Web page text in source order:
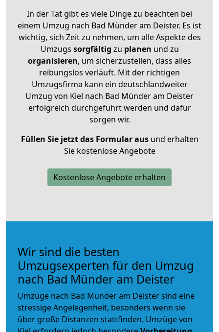
In der Tat gibt es viele Dinge zu beachten bei
einem Umzug nach Bad Münder am Deister. Es ist
wichtig, sich Zeit zu nehmen, um alle Aspekte des
Umzugs sorgfältig zu planen und zu
organisieren, um sicherzustellen, dass alles
reibungslos verläuft. Mit der richtigen
Umzugsfirma kann ein deutschlandweiter
Umzug von Kiel nach Bad Münder am Deister
erfolgreich durchgeführt werden und dafür
sorgen wir.
Füllen Sie jetzt das Formular ausund erhalten
Sie kostenlose Angebote
Kostenlose Angebote erhalten
Wir sind die besten
Umzugsexperten für den Umzug
nach Bad Münder am Deister
Umzüge nach Bad Münder am Deister sind eine
stressige Angelegenheit, besonders wenn sie
über große Distanzen stattfinden. Umzüge von